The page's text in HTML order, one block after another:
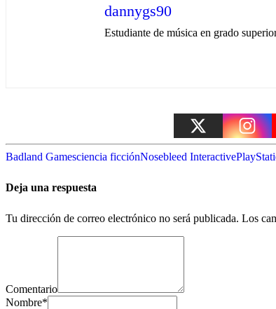
dannygs90
Estudiante de música en grado
Badland Gamesciencia ficciónNosebleed Interactive
Deja una respuesta
Tu dirección de correo electrónico no será publicada. Los
Comentario
Nombre*